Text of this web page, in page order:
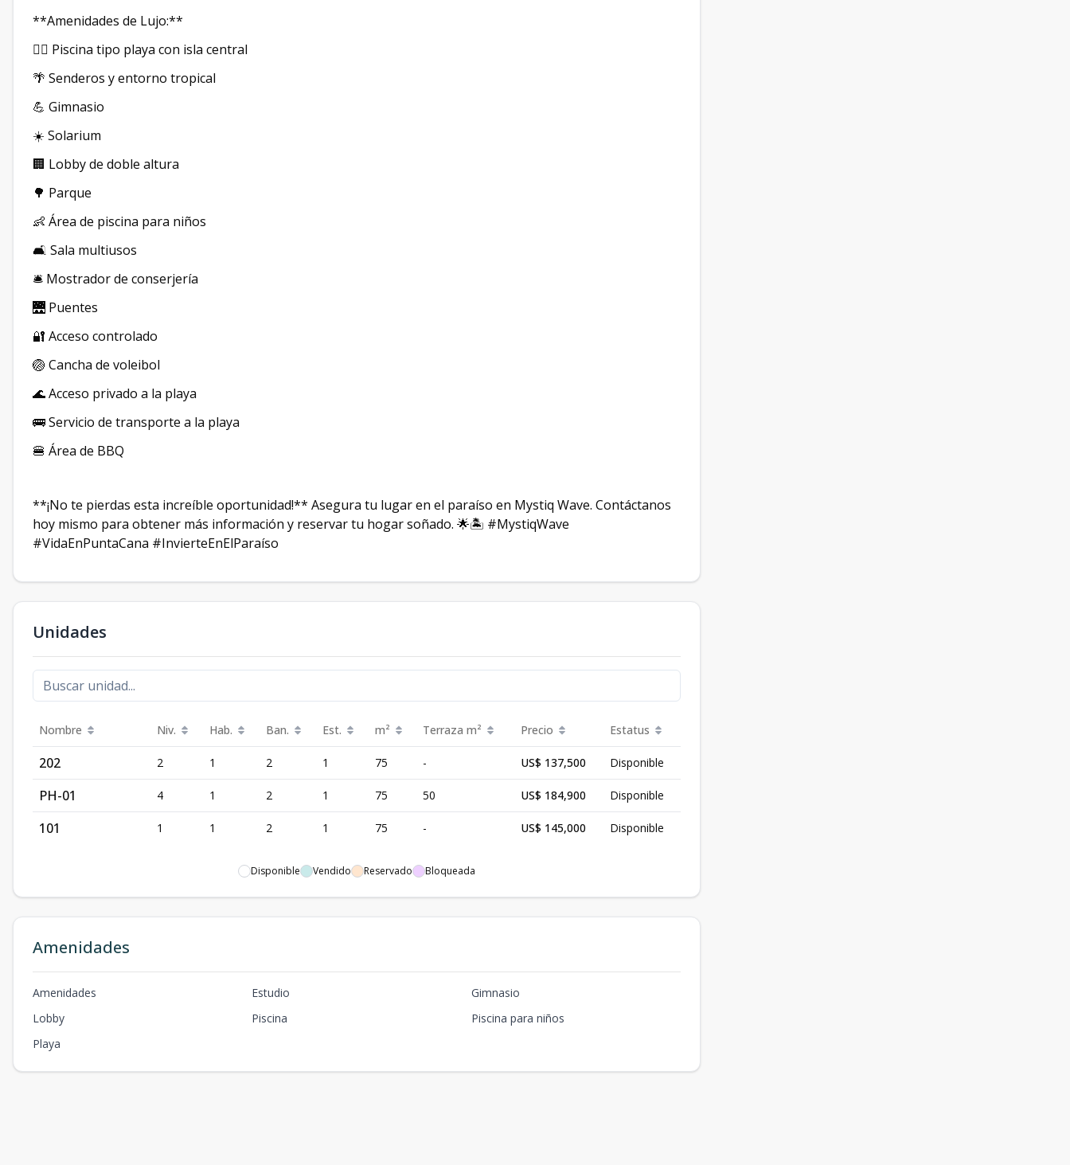
**Amenidades de Lujo:**
🏊‍♂️ Piscina tipo playa con isla central
🌴 Senderos y entorno tropical
💪 Gimnasio
☀️ Solarium
🏢 Lobby de doble altura
🌳 Parque
👶 Área de piscina para niños
🛋️ Sala multiusos
🛎️ Mostrador de conserjería
🌉 Puentes
🔐 Acceso controlado
🏐 Cancha de voleibol
🌊 Acceso privado a la playa
🚌 Servicio de transporte a la playa
🍔 Área de BBQ
**¡No te pierdas esta increíble oportunidad!** Asegura tu lugar en el paraíso en Mystiq Wave. Contáctanos
hoy mismo para obtener más información y reservar tu hogar soñado. 🌟🏝️ #MystiqWave
#VidaEnPuntaCana #InvierteEnElParaíso
Unidades
Nombre Niv. Hab. Ban. Est. m² Terraza m² Precio Estatus
202 2 1 2 1 75 - US$ 137,500 Disponible
PH-01 4 1 2 1 75 50 US$ 184,900 Disponible
101 1 1 2 1 75 - US$ 145,000 Disponible
Disponible Vendido Reservado Bloqueada
Amenidades
Amenidades Estudio
Gimnasio
Lobby
Piscina
Piscina para niños
Playa